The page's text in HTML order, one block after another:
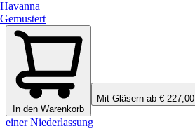
Havanna
Gemustert
In den Warenkorb
Mit Gläsern ab € 227,00
einer Niederlassung